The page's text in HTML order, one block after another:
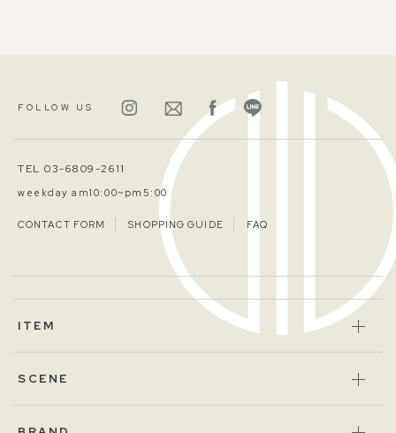
FOLLOW US
TEL 03-6809-2611
weekday am10:00~pm5:00
CONTACT FORM SHOPPING GUIDE FAQ
ITEM
SCENE